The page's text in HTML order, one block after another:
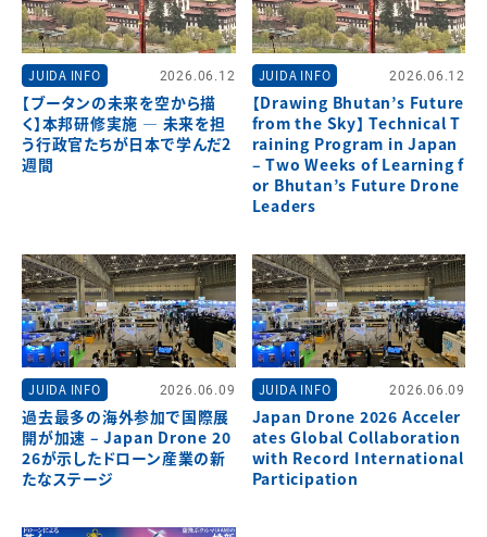
JUIDA INFO 2026.06.12
【ブータンの未来を空から描
く】本邦研修実施 ― 未来を担
う行政官たちが日本で学んだ2
週間
JUIDA INFO 2026.06.12
【Drawing Bhutan’s Future
from the Sky】 Technical T
raining Program in Japan
– Two Weeks of Learning f
or Bhutan’s Future Drone
Leaders
JUIDA INFO 2026.06.09
過去最多の海外参加で国際展
開が加速 – Japan Drone 20
26が示したドローン産業の新
たなステージ
JUIDA INFO 2026.06.09
Japan Drone 2026 Acceler
ates Global Collaboration
with Record International
Participation